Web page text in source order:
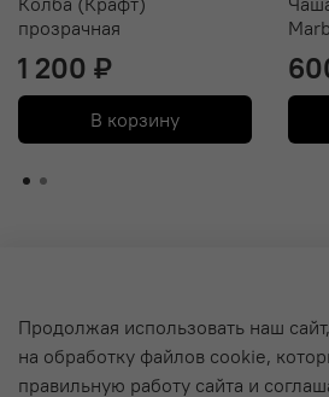
прозрачная
1 200 ₽
В корзину
О компании
Уход за кальяном и
Продолжая использовать наш
на обработку файлов cookie,
правильную работу сайта и